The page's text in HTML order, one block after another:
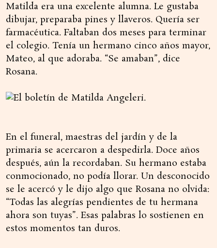
Matilda era una excelente alumna. Le gustaba
dibujar, preparaba pines y llaveros. Quería ser
farmacéutica. Faltaban dos meses para terminar
el colegio. Tenía un hermano cinco años mayor,
Mateo, al que adoraba. “Se amaban”, dice
Rosana.
En el funeral, maestras del jardín y de la
primaria se acercaron a despedirla. Doce años
después, aún la recordaban. Su hermano estaba
conmocionado, no podía llorar. Un desconocido
se le acercó y le dijo algo que Rosana no olvida:
“Todas las alegrías pendientes de tu hermana
ahora son tuyas”. Esas palabras lo sostienen en
estos momentos tan duros.